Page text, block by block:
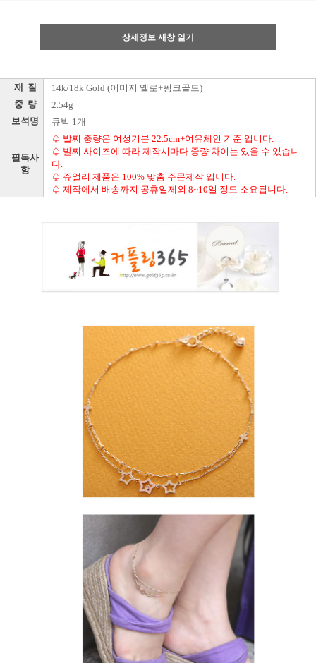
상세정보 새창 열기
재 질 14k/18k Gold (이미지 옐로+핑크골드)
중 량 2.54g
보석명 큐빅 1개
필독사
항
♤ 발찌 중량은 여성기본 22.5cm+여유체인 기준 입니다.
♤ 발찌 사이즈에 따라 제작시마다 중량 차이는 있을 수 있습니
다.
♤ 쥬얼리 제품은 100% 맞춤 주문제작 입니다.
♤ 제작에서 배송까지 공휴일제외 8~10일 정도 소요됩니다.